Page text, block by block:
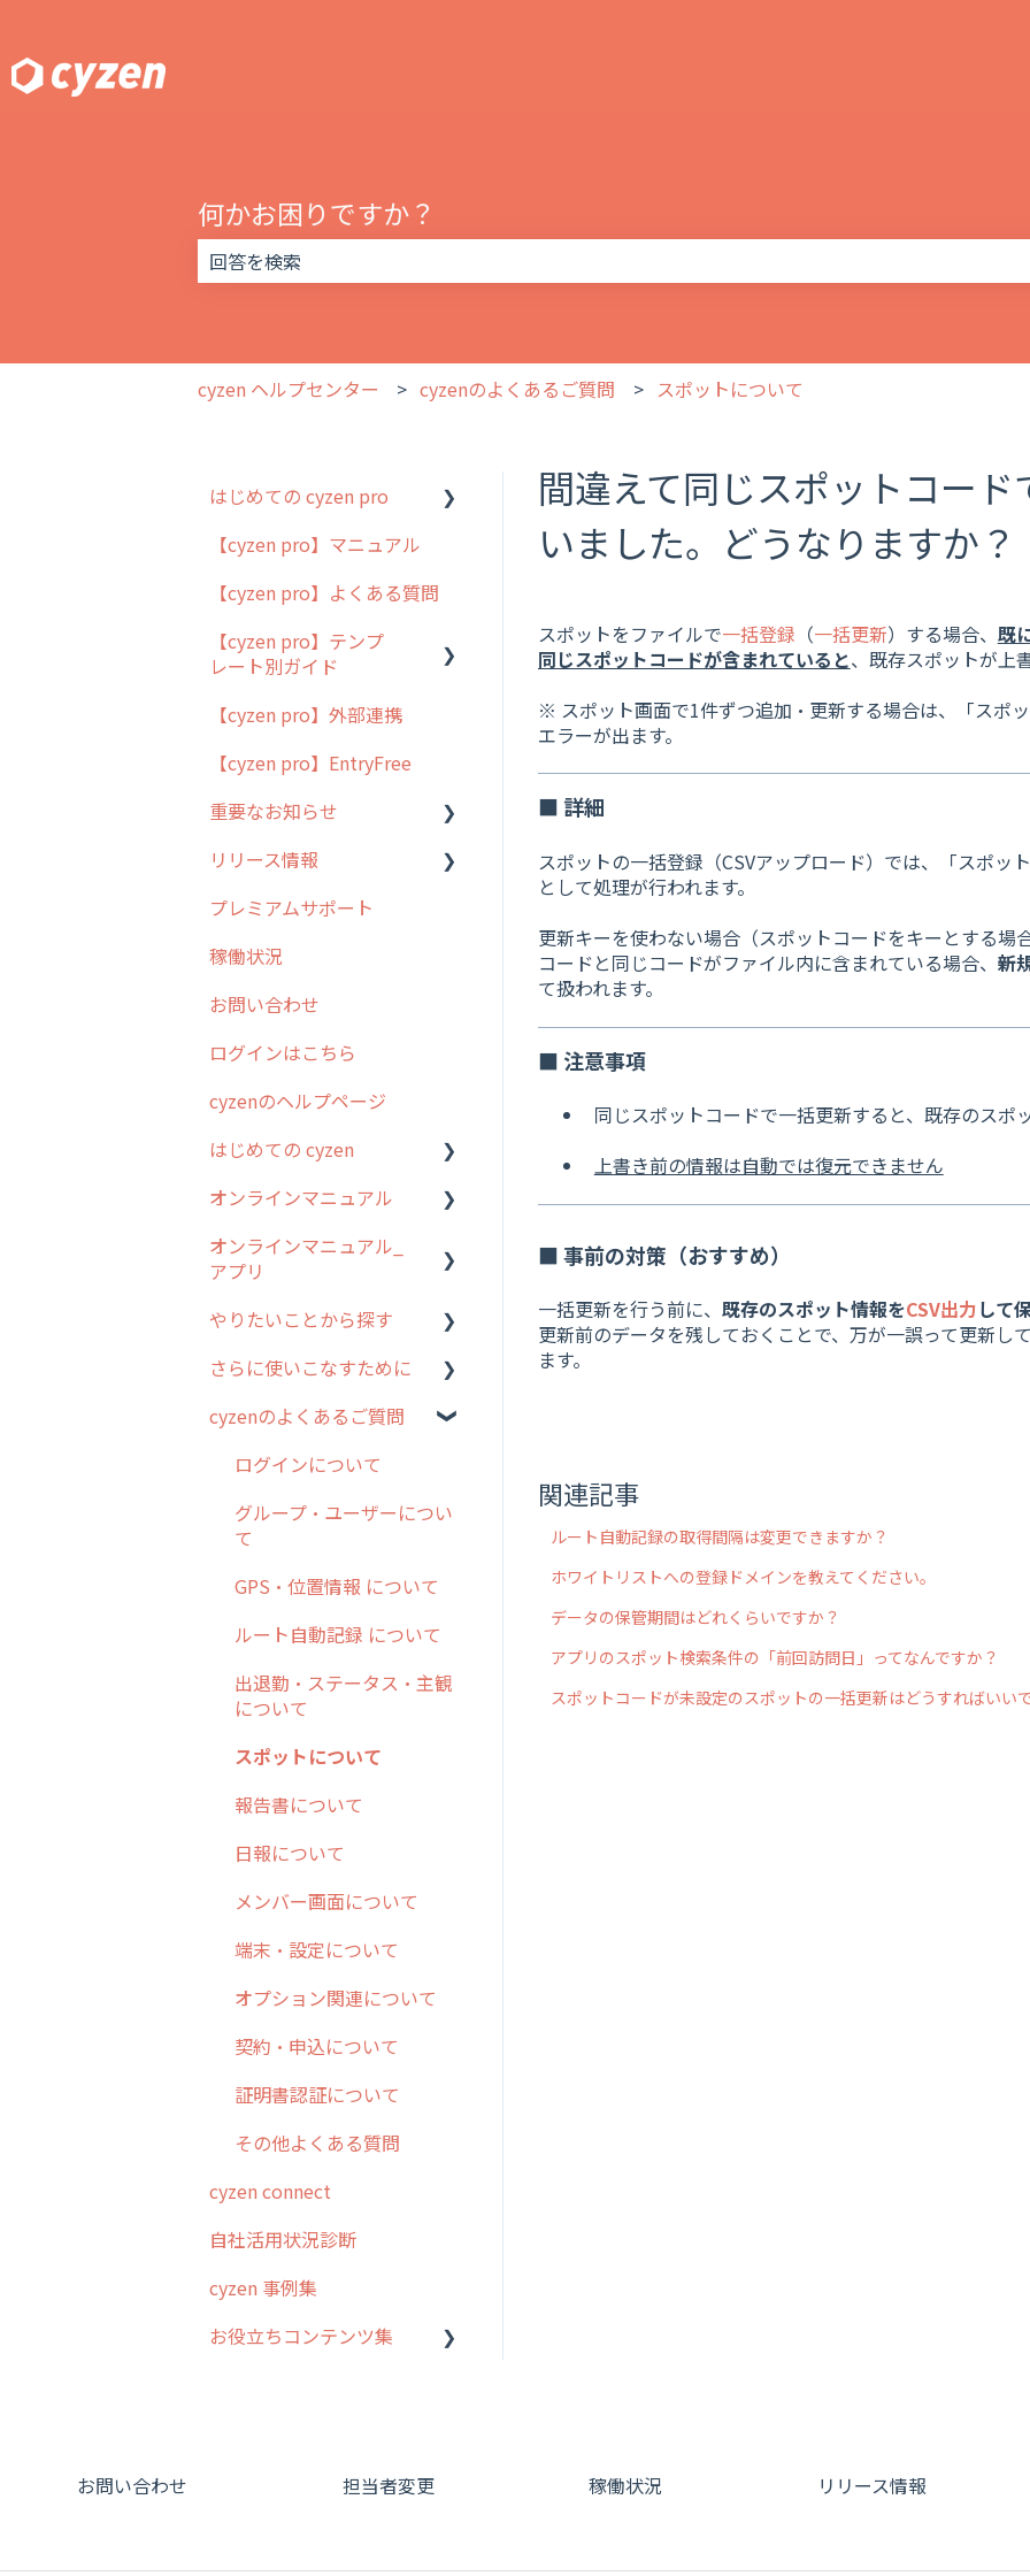
何かお困りですか？
cyzen ヘルプセンター cyzenのよくあるご質問 スポットについて
間違えて同じスポットコー
いました。どうなりますか？
スポットをファイルで一括登録 （一括更新）する場合、 既
同じスポットコードが含まれていると、既存スポットが上
※ スポット画面で1件ずつ追加・更新する場合は、「スポ
エラーが出ます。
■ 詳細
スポットの一括登録（CSVアップロード）では、「スポッ
として処理が行われます。
更新キーを使わない場合（スポットコードをキーとする場
コードと同じコードがファイル内に含まれている場合、 新
て扱われます。
■ 注意事項
同じスポットコードで一括更新すると、既存のスポ
上書き前の情報は自動では復元できません
■ 事前の対策（おすすめ）
一括更新を行う前に、 既存のスポット情報をCSV出力して
更新前のデータを残しておくことで、万が一誤って更新し
ます。
関連記事
ルート自動記録の取得間隔は変更できますか？
ホワイトリストへの登録ドメインを教えてください。
データの保管期間はどれくらいですか？
アプリのスポット検索条件の「前回訪問日」ってなんですか？
スポットコードが未設定のスポットの一括更新はどうすればいい
はじめての cyzen pro
cyzen pro とは？
簡易マニュアル
cyzen proの位置情報取得
について
用語集
よくある質問
【cyzen pro】マニュアル
【cyzen pro】よくある質問
【cyzen pro】テンプ
レート別ガイド
ポスティング
ラウンダー
メンテナンス
外廻り営業
清掃
不動産
【cyzen pro】外部連携
【cyzen pro】EntryFree
重要なお知らせ
過去の重要なお知らせ
障害情報
リリース情報
リリース
2026年のリリース情報
2025年のリリース情報
2024年のリリース情報
2023年のリリース情報
過去のリリース
2019年までのリリース情
お客様の声を実現しました
プレミアムサポート
稼働状況
お問い合わせ
ログインはこちら
cyzenのヘルプページ
はじめての cyzen
0. はじめてのcyzenの使い
1. cyzenについて知ろう
2. 主要機能の概要
3. cyzenの位置情報取得に
ステム管理者編
5. 基本的な使い方：シス
テム管理者編
6. 基本的な使い方：ユー
問集
ための設定
10.ユーザー向けおすすめ
方法
オンラインマニュアル
管理サイトの使い始め
報告書・行動種別
勤怠管理
活動通知
パフォーマンス
オンラインマニュアル_
アプリ
アプリの使い始め
ホーム画面
スポット
報告閲覧
予定
メッセージ
パフォーマンス
外部リンク
お知らせ
設定
やりたいことから探す
行動管理
勤怠管理
予定管理
スポット
メッセージ機能
活動通知
内線電話
商品
各種設定・ログイン
さらに使いこなすために
はじめに
スポット・ステータス関連
交通費自動計算
安全走行支援
写真管理・高画質化
ダッシュボード（BI）・パ
フォーマンス
連携オプション
その他オプション
IP接続制限・端末認証設定
契約・その他
cyzenのよくあるご質問
ログインについて
グループ・ユーザーについ
て
GPS・位置情報 について
ルート自動記録 について
出退勤・ステータス・主観
について
スポットについて
報告書について
日報について
メンバー画面について
端末・設定について
オプション関連について
契約・申込について
証明書認証について
その他よくある質問
cyzen connect
自社活用状況診断
cyzen 事例集
お役立ちコンテンツ集
お問い合わせ 担当者変更 稼働状況 リリース情報